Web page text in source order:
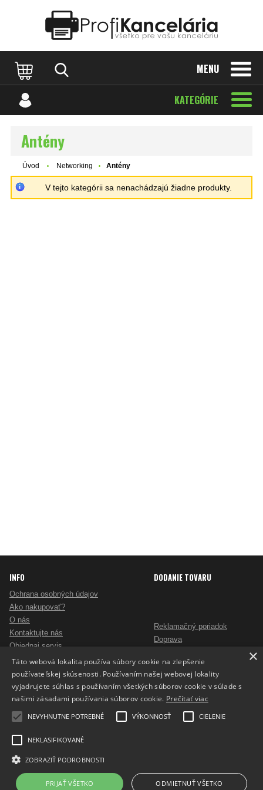
MENU
KATEGÓRIE
Antény
Úvod Networking Antény
V tejto kategórii sa nenachádzajú žiadne produkty.
INFO DODANIE TOVARU
Ochrana osobných údajov
Ako nakupovať?
O nás
Kontaktujte nás
Objednaj servis
Pošlite mi ponuku
Ako vybrať skartovač?
Nezáväzný dopyt na reklamné predmety
Potlač reklamných predmetov
Cookies
Reklamačný poriadok
Doprava
Alternatívne riešenie sporov
Odstúpenie od zmluvy
Copyright 2017 - 2026 © ProfiKancelaria.sk
Katalóg internetových stránok Designed by Rawpixel.com
×
Táto webová lokalita používa súbory cookie na zlepšenie
používateľskej skúsenosti. Používaním našej webovej lokality
vyjadrujete súhlas s používaním všetkých súborov cookie v súlade s
našimi zásadami používania súborov cookie. Prečítať viac
NEVYHNUTNE POTREBNÉ VÝKONNOSŤ CIELENIE
NEKLASIFIKOVANÉ
ZOBRAZIŤ PODROBNOSTI
PRIJAŤ VŠETKO ODMIETNUŤ VŠETKO